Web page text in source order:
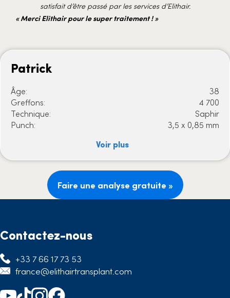
satisfait d’être passé par les services d’Elithair.
« Merci Elithair pour le super traitement ! »
Patrick
Âge:
38
Greffons:
4 700
Technique:
Saphir
Punch:
3,5 x 0,85 mm
Voir plus
Faire une analyse gratuite »
Contactez-nous
+33 7 66 17 73 53
france@elithairtransplant.com